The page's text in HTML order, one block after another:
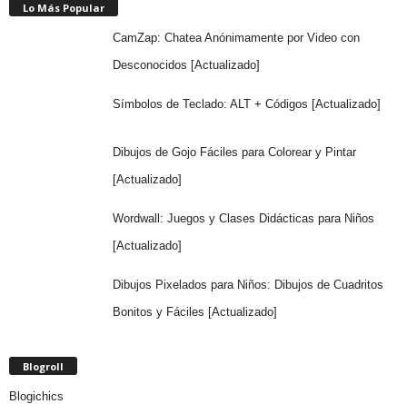
Lo Más Popular
CamZap: Chatea Anónimamente por Video con
Desconocidos [Actualizado]
Símbolos de Teclado: ALT + Códigos [Actualizado]
Dibujos de Gojo Fáciles para Colorear y Pintar
[Actualizado]
Wordwall: Juegos y Clases Didácticas para Niños
[Actualizado]
Dibujos Pixelados para Niños: Dibujos de Cuadritos
Bonitos y Fáciles [Actualizado]
Blogroll
Blogichics